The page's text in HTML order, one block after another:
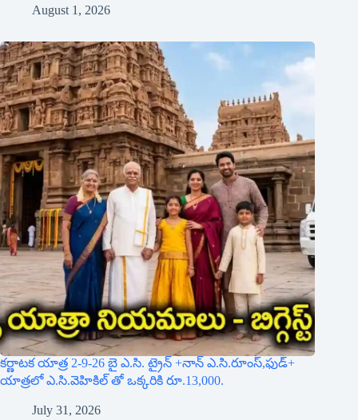
August 1, 2026
కర్ణాటక యాత్ర 2-9-26 బై ఎ.సి. ట్రైన్ +నాన్ ఎ.సి.రూంస్,ఫుడ్+
యాత్రలో ఎ.సి.వెహికిల్ తో ఒక్కరికి రూ.13,000.
July 31, 2026